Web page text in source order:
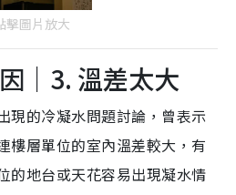
擊圖片放大
｜3. 溫差太大
現的冷凝水問題討論，曾表示
樓層單位的室內溫差較大，有
的地台或天花容易出現凝水情